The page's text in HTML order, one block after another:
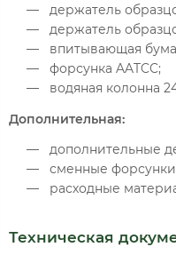
держатель
держатель
впитывающая
форсунка AATCC;
водяная колонна
Дополнительная:
дополнительные
сменные
расходные
Техническая